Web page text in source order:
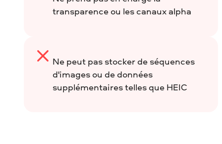
transparence ou les canaux alpha
Ne peut pas stocker de séquences
d'images ou de données
supplémentaires telles que HEIC